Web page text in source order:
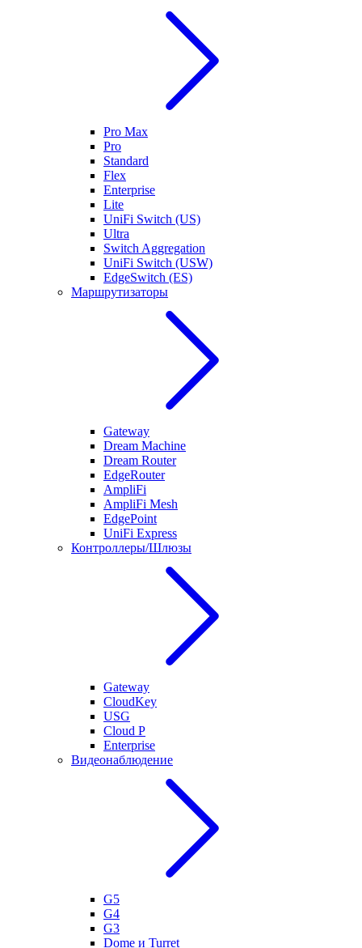
Pro Max
Pro
Standard
Flex
Enterprise
Lite
UniFi Switch (US)
Ultra
Switch Aggregation
UniFi Switch (USW)
EdgeSwitch (ES)
Маршрутизаторы
Gateway
Dream Machine
Dream Router
EdgeRouter
AmpliFi
AmpliFi Mesh
EdgePoint
UniFi Express
Контроллеры/Шлюзы
Gateway
CloudKey
USG
Cloud P
Enterprise
Видеонаблюдение
G5
G4
G3
Dome и Turret